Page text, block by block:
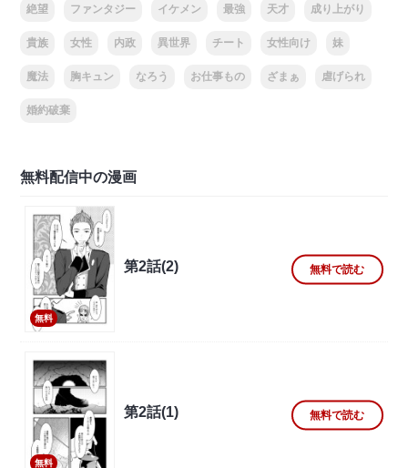
絶望 ファンタジー イケメン 最強 天才 成り上がり
貴族 女性 内政 異世界 チート 女性向け 妹
魔法 胸キュン なろう お仕事もの ざまぁ 虐げられ
婚約破棄
無料配信中の漫画
無料
第2話(2) 無料で読む
無料
第2話(1) 無料で読む